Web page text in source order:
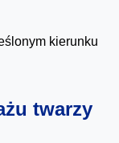
kierunku
twarzy